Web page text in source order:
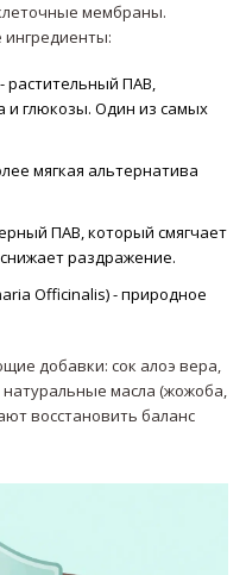
мембраны.
- растительный ПАВ,
и глюкозы. Один из самых
мягкая альтернатива
ПАВ, который смягчает
раздражение.
Officinalis) - природное
добавки: сок алоэ вера,
масла (жожоба,
восстановить баланс